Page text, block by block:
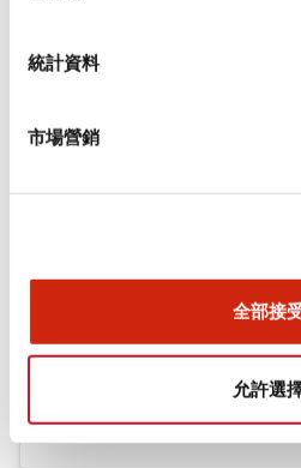
統計資料
市場營銷
全部接
允許選
Flush Silhouette LW系列
1.23MB